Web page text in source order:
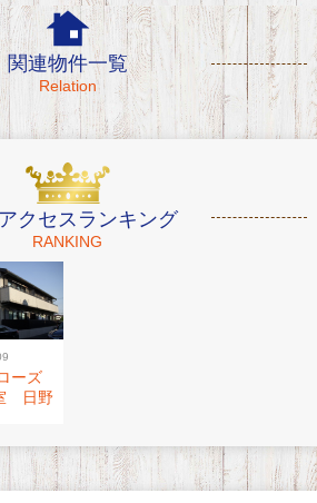
関連物件一覧
Relation
クセスランキング
RANKING
ーズ
日野